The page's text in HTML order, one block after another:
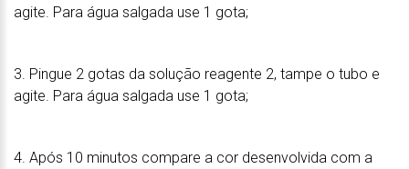
agite. Para água salgada use 1 gota;
3. Pingue 2 gotas da solução reagente 2, tampe o tubo e
agite. Para água salgada use 1 gota;
4. Após 10 minutos compare a cor desenvolvida com a